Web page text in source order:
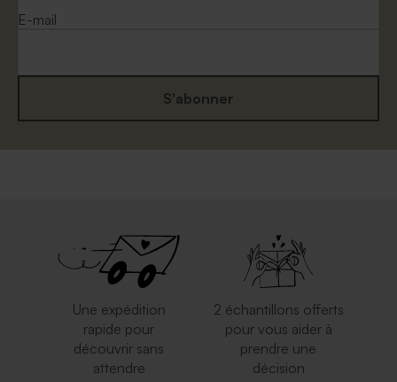
E-mail
S'abonner
Une expédition
rapide pour
découvrir sans
attendre
2 échantillons offerts
pour vous aider à
prendre une
décision